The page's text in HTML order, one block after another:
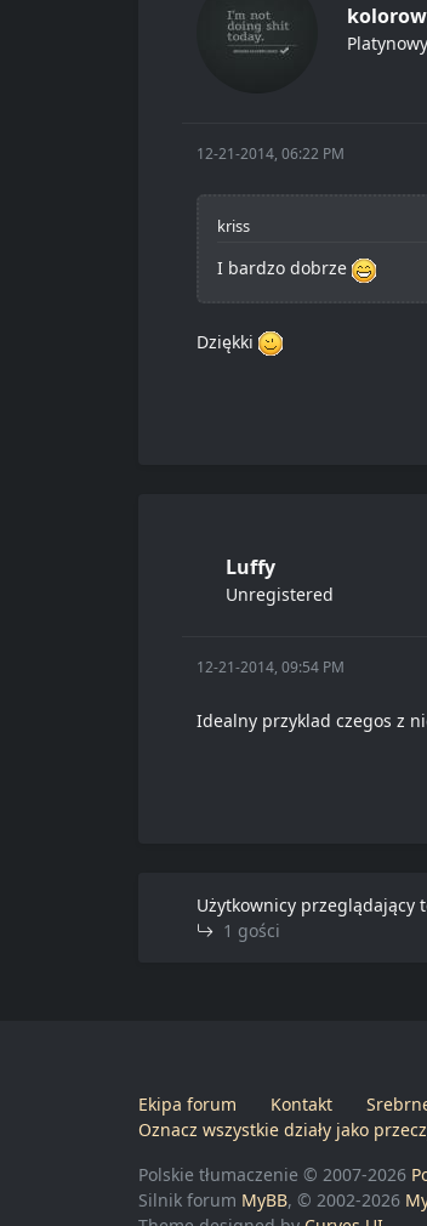
Platynowy
12-21-2014, 06:22 PM
kriss
I bardzo dobrze
Dziękki
Luffy
Unregistered
12-21-2014, 09:54 PM
Idealny przyklad czegos z
Użytkownicy przeglądający
1 gości
Ekipa forum Kontakt
Oznacz wszystkie działy jako
Polskie tłumaczenie © 2007-2026
Silnik forum MyBB, © 2002-2026